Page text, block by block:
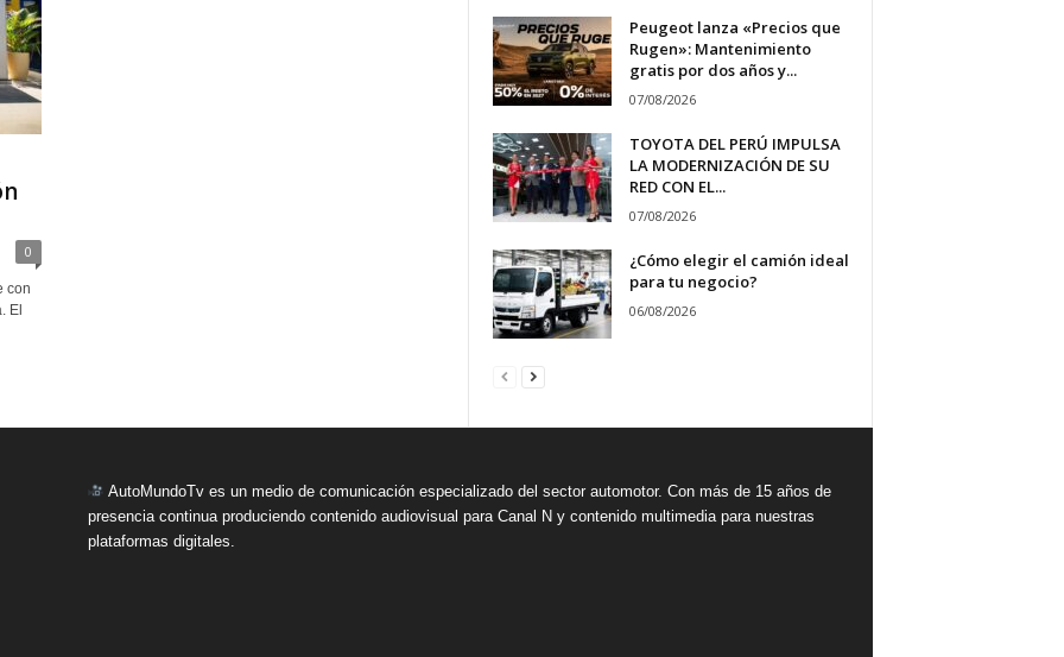
0
con
El
Peugeot lanza «Precios que
Rugen»: Mantenimiento
gratis por dos años y...
07/08/2026
TOYOTA DEL PERÚ IMPULSA
LA MODERNIZACIÓN DE SU
RED CON EL...
07/08/2026
¿Cómo elegir el camión ideal
para tu negocio?
06/08/2026
AutoMundoTv es un medio de comunicación especializado del sector automotor. Con más de 15 años de
presencia continua produciendo contenido audiovisual para Canal N y contenido multimedia para nuestras
plataformas digitales.